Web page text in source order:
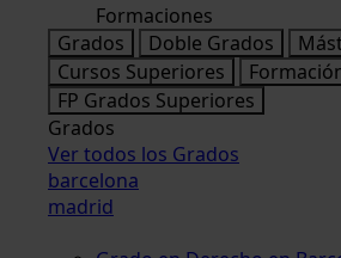
Formaciones
Grados
Doble Grados
Cursos Superiores
FP Grados Superiores
Grados
Ver todos los Grados
barcelona
madrid